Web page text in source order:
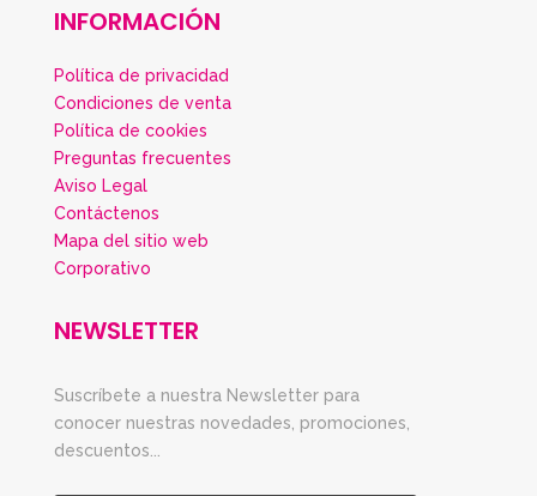
INFORMACIÓN
Política de privacidad
Condiciones de venta
Política de cookies
Preguntas frecuentes
Aviso Legal
Contáctenos
Mapa del sitio web
Corporativo
NEWSLETTER
Suscríbete a nuestra Newsletter para
conocer nuestras novedades, promociones,
descuentos...